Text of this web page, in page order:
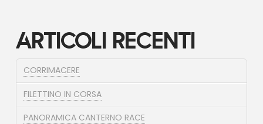
Articoli recenti
CORRIMACERE
FILETTINO IN CORSA
PANORAMICA CANTERNO RACE